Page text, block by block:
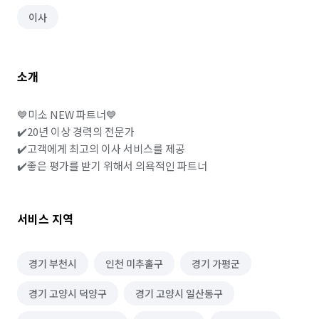
이사
소개
💙미소 NEW 파트너💙
✔️20년 이상 경력의 전문가
✔️고객에게 최고의 이사 서비스를 제공
✔️좋은 평가를 받기 위해서 의욕적인 파트너
서비스 지역
경기 부천시 인천 미추홀구 경기 가평군
경기 고양시 덕양구 경기 고양시 일산동구